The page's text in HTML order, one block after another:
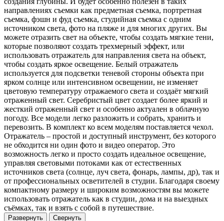
направлениях съемки как предметная съемка, портретная
съемка, фэшн и фуд съемка, студийная съемка с одним
источником света, фото на пляже и для многих других. Вы
можете отразить свет на объекте, чтобы создать мягкие тени,
которые позволяют создать трехмерный эффект, или
использовать отражатель для направления света на объект,
чтобы создать яркое освещение. Белый отражатель
используется для подсветки теневой стороны объекта при
ярком солнце или интенсивном освещении, не изменяет
цветовую температуру отражаемого света и создаёт мягкий
отраженный свет. Серебристый цвет создает более яркий и
жесткий отраженный свет и особенно актуален в облачную
погоду. Все модели легко разложить и собрать, хранить и
перевозить. В комплект ко всем моделям поставляется чехол.
Отражатель – простой и доступный инструмент, без которого
не обходится ни один фото и видео оператор. Это
возможность легко и просто создать идеальное освещение,
управляя световыми потоками как от естественных
источников света (солнце, луч света, фонарь, лампы, др), так и
от профессиональных осветителей в студии. Благодаря своему
компактному размеру и широким возможностям вы можете
использовать отражатель как в студии, дома и на выездных
съёмках, так и взять с собой в путешествие.
Развернуть Свернуть